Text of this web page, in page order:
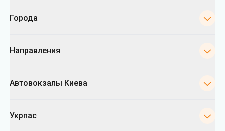
Города
Направления
Автовокзалы Киева
Укрпас